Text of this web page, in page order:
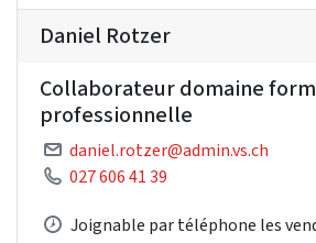
Daniel Rotzer
Collaborateur domaine
professionnelle
daniel.rotzer@admin.vs.ch
027 606 41 39
Joignable par téléphone les